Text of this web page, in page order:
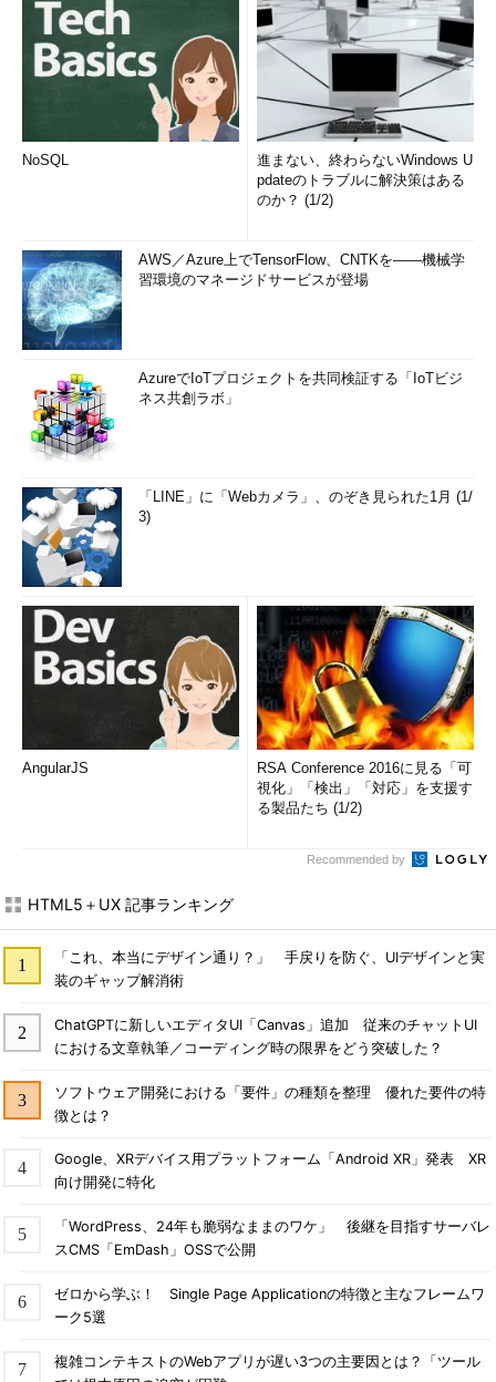
NoSQL
進まない、終わらないWindows U
pdateのトラブルに解決策はある
のか？ (1/2)
AWS／Azure上でTensorFlow、CNTKを――機械学
習環境のマネージドサービスが登場
AzureでIoTプロジェクトを共同検証する「IoTビジ
ネス共創ラボ」
「LINE」に「Webカメラ」、のぞき見られた1月 (1/
3)
AngularJS
RSA Conference 2016に見る「可
視化」「検出」「対応」を支援す
る製品たち (1/2)
Recommended by
HTML5＋UX 記事ランキング
「これ、本当にデザイン通り？」 手戻りを防ぐ、UIデザインと実
装のギャップ解消術
ChatGPTに新しいエディタUI「Canvas」追加 従来のチャットUI
における文章執筆／コーディング時の限界をどう突破した？
ソフトウェア開発における「要件」の種類を整理 優れた要件の特
徴とは？
Google、XRデバイス用プラットフォーム「Android XR」発表 XR
向け開発に特化
「WordPress、24年も脆弱なままのワケ」 後継を目指すサーバレ
スCMS「EmDash」OSSで公開
ゼロから学ぶ！ Single Page Applicationの特徴と主なフレームワ
ーク5選
複雑コンテキストのWebアプリが遅い3つの主要因とは？「ツール